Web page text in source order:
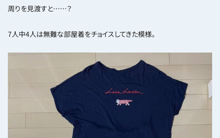
周りを見渡すと……？
7人中4人は無難な部屋着をチョイスしてきた模様。